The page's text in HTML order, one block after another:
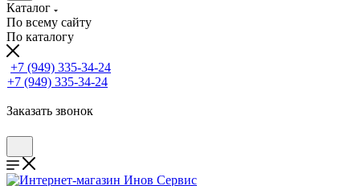
Каталог
По всему сайту
По каталогу
+7 (949) 335-34-24
+7 (949) 335-34-24
Заказать звонок